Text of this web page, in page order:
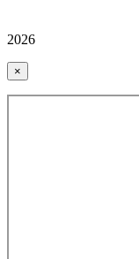
2026
×